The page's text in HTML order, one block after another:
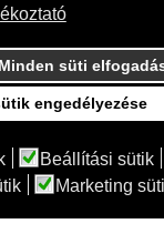
engedélyezése
Minden süti
Beállítási sütik
Marketing
- © 2017- 2026